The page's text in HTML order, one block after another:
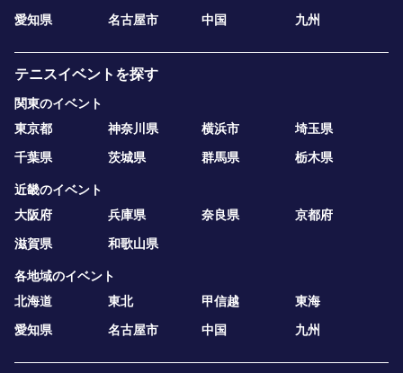
愛知県
名古屋市 中国 九州
テニスイベントを探す
関東のイベント
東京都
神奈川県 横浜市
埼玉県
千葉県
茨城県 群馬県 栃木県
近畿のイベント
大阪府
兵庫県 奈良県
京都府
滋賀県
和歌山県
各地域のイベント
北海道
東北 甲信越
東海
愛知県
名古屋市 中国 九州